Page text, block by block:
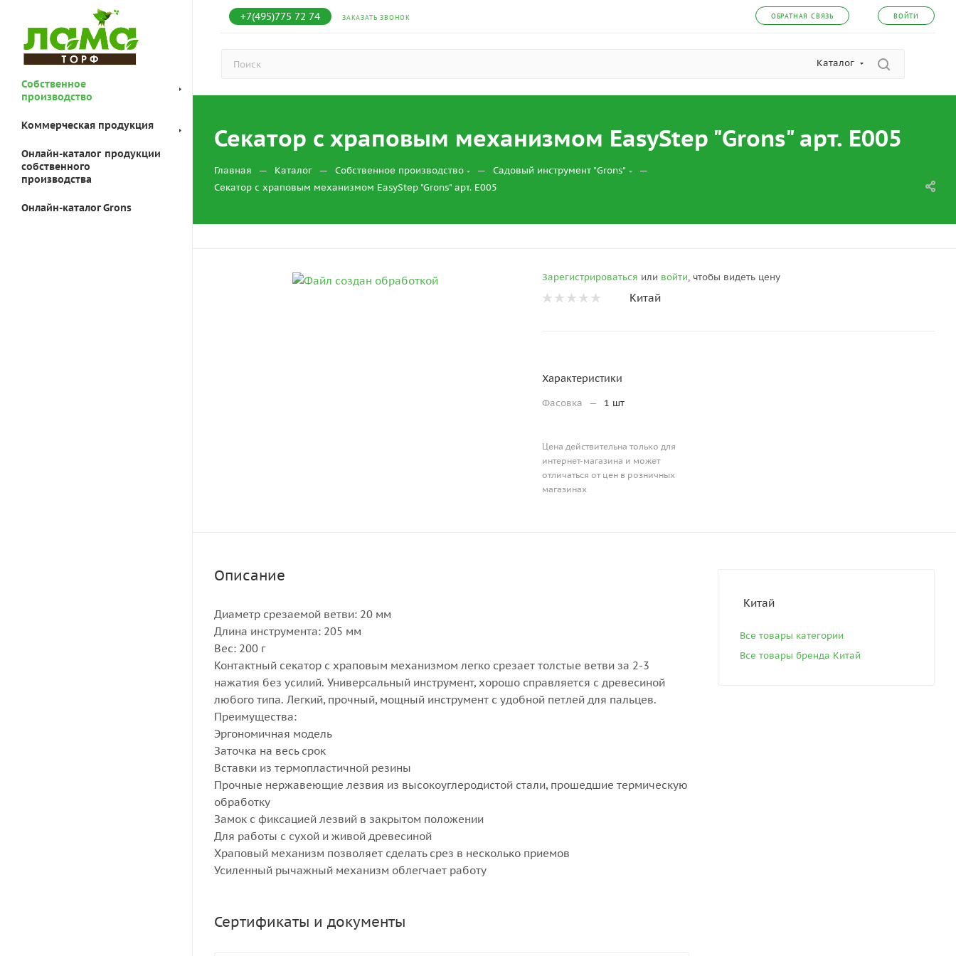
+7(495)775 72 74 ЗАКАЗАТЬ ЗВОНОК ОБРАТНАЯ СВЯЗЬ ВОЙТИ
Каталог
Собственное
производство
Коммерческая продукция
Онлайн-каталог продукции
собственного
производства
Онлайн-каталог Grons
Секатор с храповым механизмом EasyStep "Grons" арт. E005
Главная — Каталог — Собственное производство — Садовый инструмент "Grons" —
Секатор с храповым механизмом EasyStep "Grons" арт. E005
Зарегистрироваться или войти, чтобы видеть цену
Китай
Характеристики
Фасовка — 1 шт
Цена действительна только для
интернет-магазина и может
отличаться от цен в розничных
магазинах
Описание
Диаметр срезаемой ветви: 20 мм
Длина инструмента: 205 мм
Вес: 200 г
Контактный секатор с храповым механизмом легко срезает толстые ветви за 2-3
нажатия без усилий. Универсальный инструмент, хорошо справляется с древесиной
любого типа. Легкий, прочный, мощный инструмент с удобной петлей для пальцев.
Преимущества:
Эргономичная модель
Заточка на весь срок
Вставки из термопластичной резины
Прочные нержавеющие лезвия из высокоуглеродистой стали, прошедшие термическую
обработку
Замок с фиксацией лезвий в закрытом положении
Для работы с сухой и живой древесиной
Храповый механизм позволяет сделать срез в несколько приемов
Усиленный рычажный механизм облегчает работу
Сертификаты и документы
Китай
Все товары категории
Все товары бренда Китай